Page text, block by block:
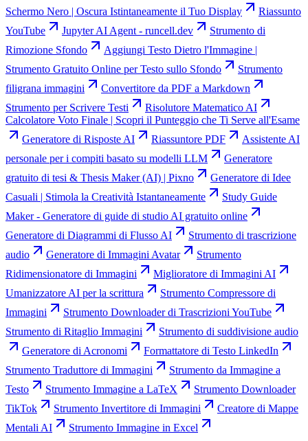
Schermo Nero | Oscura Istintaneamente il Tuo Display
Riassunto
YouTube
Jupyter AI Agent - runcell.dev
Strumento di
Rimozione Sfondo
Aggiungi Testo Dietro l'Immagine |
Strumento Gratuito Online per Testo sullo Sfondo
Strumento
filigrana immagini
Convertitore da PDF a Markdown
Strumento per Scrivere Testi
Risolutore Matematico AI
Calcolatore Voto Finale | Scopri il Punteggio che Ti Serve all'Esame
Generatore di Risposte AI
Riassuntore PDF
Assistente AI
personale per i compiti basato su modelli LLM
Generatore
gratuito di tesi & Thesis Maker (AI) | Pixno
Generatore di Idee
Casuali | Stimola la Creatività Istantaneamente
Study Guide
Maker - Generatore di guide di studio AI gratuito online
Generatore di Diagrammi di Flusso AI
Strumento di trascrizione
audio
Generatore di Immagini Avatar
Strumento
Ridimensionatore di Immagini
Miglioratore di Immagini AI
Umanizzatore AI per la scrittura
Strumento Compressore di
Immagini
Strumento Downloader di Trascrizioni YouTube
Strumento di Ritaglio Immagini
Strumento di suddivisione audio
Generatore di Acronomi
Formattatore di Testo LinkedIn
Strumento Traduttore di Immagini
Strumento da Immagine a
Testo
Strumento Immagine a LaTeX
Strumento Downloader
TikTok
Strumento Invertitore di Immagini
Creatore di Mappe
Mentali AI
Strumento Immagine in Excel